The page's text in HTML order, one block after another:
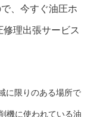
、今すぐ油圧ホ
理出張サービス
に限りのある場所で
機に使われている油